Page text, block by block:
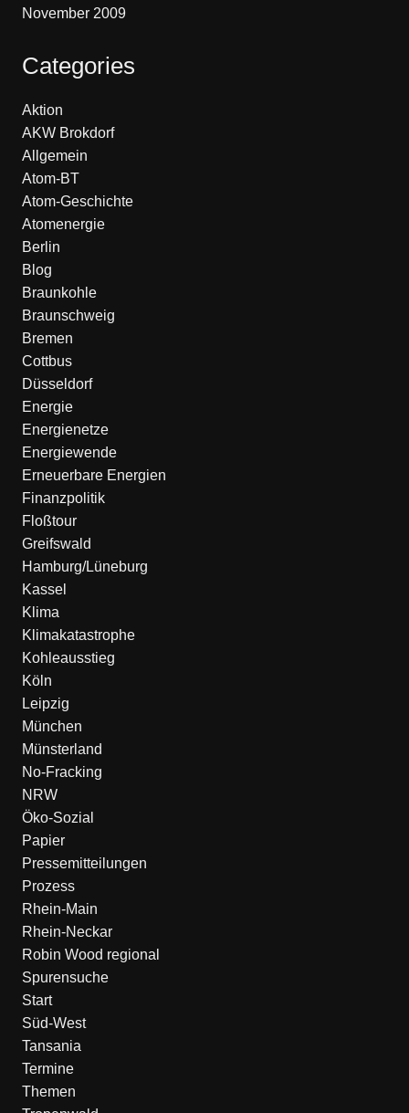
November 2009
Categories
Aktion
AKW Brokdorf
Allgemein
Atom-BT
Atom-Geschichte
Atomenergie
Berlin
Blog
Braunkohle
Braunschweig
Bremen
Cottbus
Düsseldorf
Energie
Energienetze
Energiewende
Erneuerbare Energien
Finanzpolitik
Floßtour
Greifswald
Hamburg/Lüneburg
Kassel
Klima
Klimakatastrophe
Kohleausstieg
Köln
Leipzig
München
Münsterland
No-Fracking
NRW
Öko-Sozial
Papier
Pressemitteilungen
Prozess
Rhein-Main
Rhein-Neckar
Robin Wood regional
Spurensuche
Start
Süd-West
Tansania
Termine
Themen